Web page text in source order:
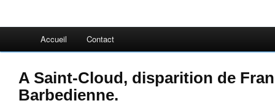
Accueil Contact
A Saint-Cloud, disparition de
Barbedienne.